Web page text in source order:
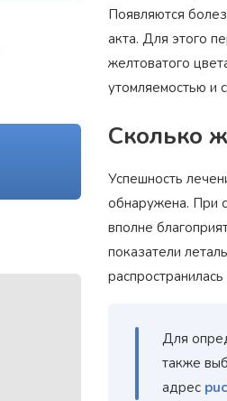
Появляются
акта. Для этого
желтоватого
утомляемостью и
Сколько
Успешность
обнаружена. При
вполне
показатели
Для
также
адрес